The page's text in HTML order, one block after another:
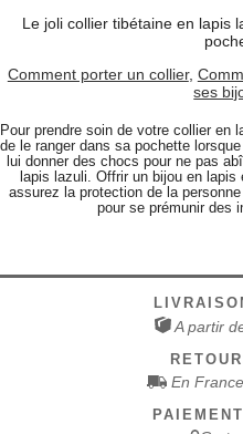
Le joli collier tibétaine en lapis
Comment porter un collier,
ses
Pour prendre soin de votre collier en
de le ranger dans sa pochette
lui donner des chocs pour ne pas
lapis lazuli. Offrir un bijou en
assurez la protection de la
pour se prémunir des
A partir
En